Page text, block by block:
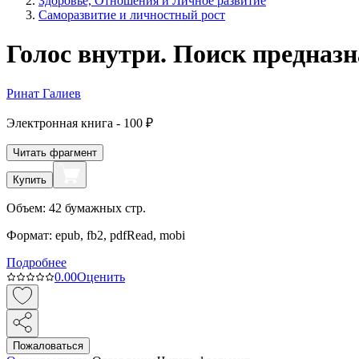
Саморазвитие и личностный рост
Голос внутри. Поиск
Ринат Галиев
Электронная книга - 100 ₽
Читать фрагмент
Купить
Объем: 42 бумажных стр.
Формат: epub, fb2, pdfRead, mobi
Подробнее
0.00Оценить
Пожаловаться